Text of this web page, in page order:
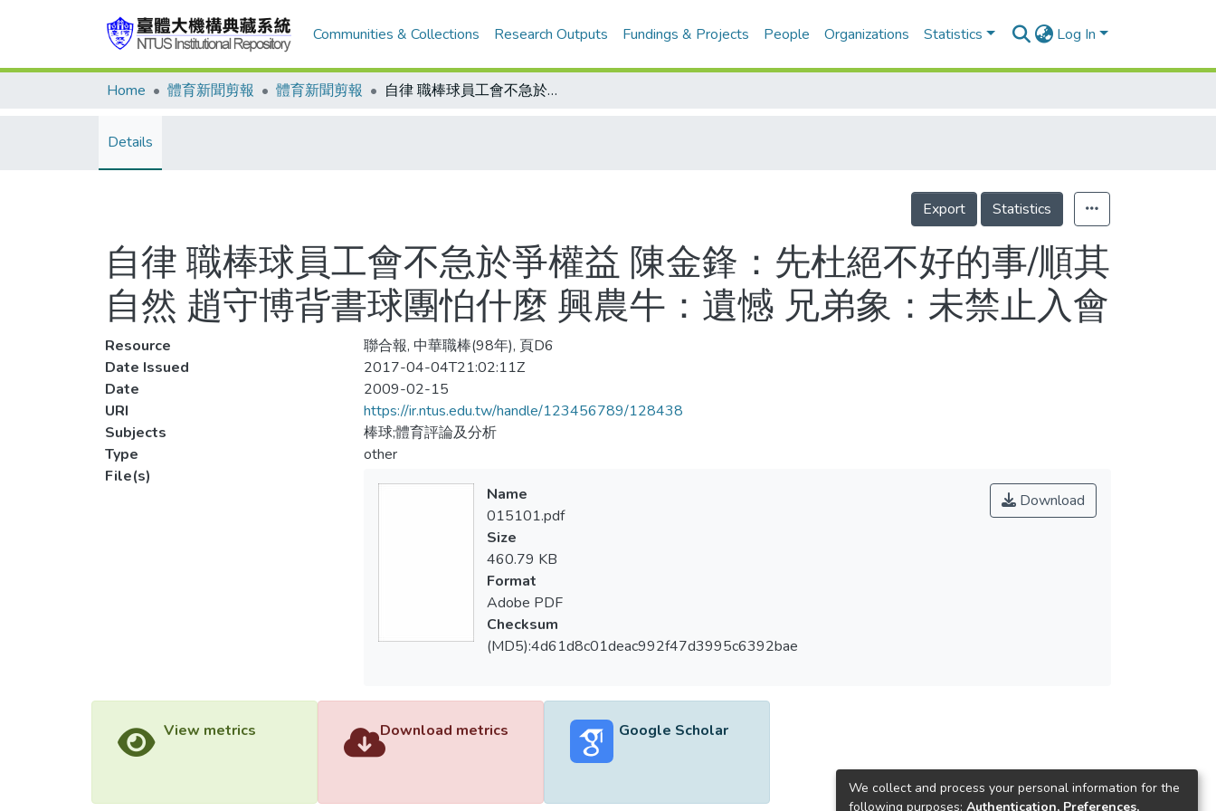
Communities & Collections Research Outputs Fundings & Projects People Organizations Statistics Log In
Home 體育新聞剪報 體育新聞剪報 自律 職棒球員工會不急於爭權益 陳金鋒：先杜絕不好的事/順其自然 趙守博背書球團怕什麼 興農牛：遺憾 兄弟象：未禁止入會
Details
Export Statistics
自律 職棒球員工會不急於爭權益 陳金鋒：先杜絕不好的事/順其
自然 趙守博背書球團怕什麼 興農牛：遺憾 兄弟象：未禁止入會
Resource
聯合報, 中華職棒(98年), 頁D6
Date Issued
2017-04-04T21:02:11Z
Date
2009-02-15
URI
https://ir.ntus.edu.tw/handle/123456789/128438
Subjects
棒球;體育評論及分析
Type
other
File(s)
Download
Name
015101.pdf
Size
460.79 KB
Format
Adobe PDF
Checksum
(MD5):4d61d8c01deac992f47d3995c6392bae
View metrics Download metrics Google Scholar
We collect and process your personal information for the
following purposes: Authentication, Preferences,